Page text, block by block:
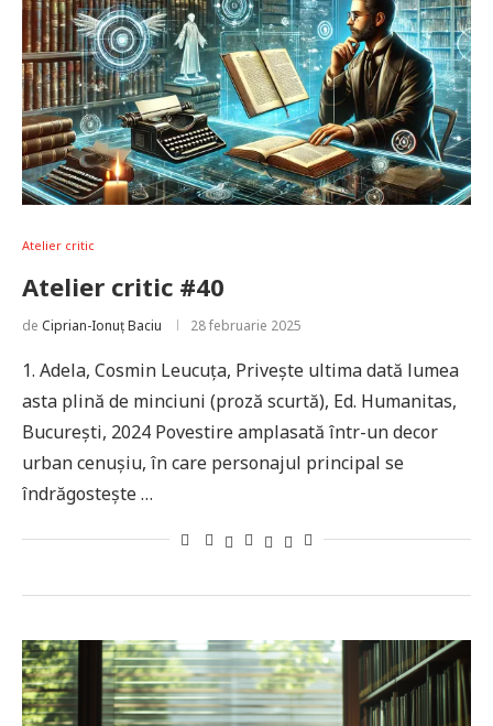
Atelier critic
Atelier critic #40
de Ciprian-Ionuț Baciu 28 februarie 2025
1. Adela, Cosmin Leucuța, Privește ultima dată lumea
asta plină de minciuni (proză scurtă), Ed. Humanitas,
București, 2024 Povestire amplasată într-un decor
urban cenușiu, în care personajul principal se
îndrăgostește …